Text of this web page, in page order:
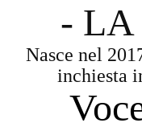
- LA
Nasce nel
inchiesta